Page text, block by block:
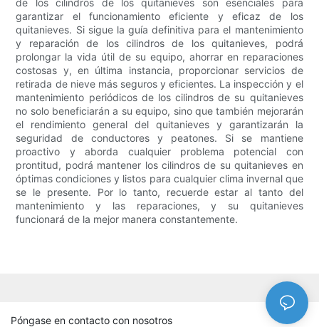
de los cilindros de los quitanieves son esenciales para
garantizar el funcionamiento eficiente y eficaz de los
quitanieves. Si sigue la guía definitiva para el mantenimiento
y reparación de los cilindros de los quitanieves, podrá
prolongar la vida útil de su equipo, ahorrar en reparaciones
costosas y, en última instancia, proporcionar servicios de
retirada de nieve más seguros y eficientes. La inspección y el
mantenimiento periódicos de los cilindros de su quitanieves
no solo beneficiarán a su equipo, sino que también mejorarán
el rendimiento general del quitanieves y garantizarán la
seguridad de conductores y peatones. Si se mantiene
proactivo y aborda cualquier problema potencial con
prontitud, podrá mantener los cilindros de su quitanieves en
óptimas condiciones y listos para cualquier clima invernal que
se le presente. Por lo tanto, recuerde estar al tanto del
mantenimiento y las reparaciones, y su quitanieves
funcionará de la mejor manera constantemente.
Póngase en contacto con nosotros